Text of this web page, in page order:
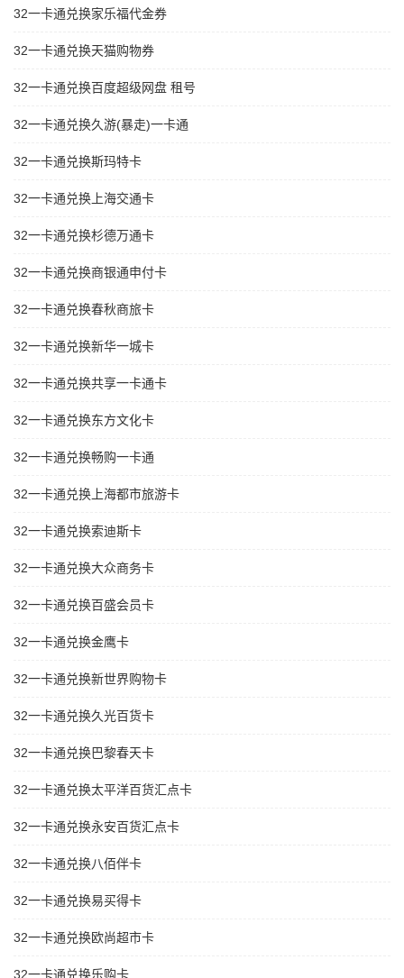
32一卡通兑换家乐福代金券
32一卡通兑换天猫购物券
32一卡通兑换百度超级网盘 租号
32一卡通兑换久游(暴走)一卡通
32一卡通兑换斯玛特卡
32一卡通兑换上海交通卡
32一卡通兑换杉德万通卡
32一卡通兑换商银通申付卡
32一卡通兑换春秋商旅卡
32一卡通兑换新华一城卡
32一卡通兑换共享一卡通卡
32一卡通兑换东方文化卡
32一卡通兑换畅购一卡通
32一卡通兑换上海都市旅游卡
32一卡通兑换索迪斯卡
32一卡通兑换大众商务卡
32一卡通兑换百盛会员卡
32一卡通兑换金鹰卡
32一卡通兑换新世界购物卡
32一卡通兑换久光百货卡
32一卡通兑换巴黎春天卡
32一卡通兑换太平洋百货汇点卡
32一卡通兑换永安百货汇点卡
32一卡通兑换八佰伴卡
32一卡通兑换易买得卡
32一卡通兑换欧尚超市卡
32一卡通兑换乐购卡